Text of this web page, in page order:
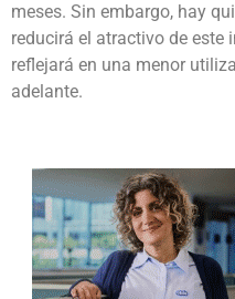
meses. Sin embargo, hay
reducirá el atractivo de este
reflejará en una menor
adelante.